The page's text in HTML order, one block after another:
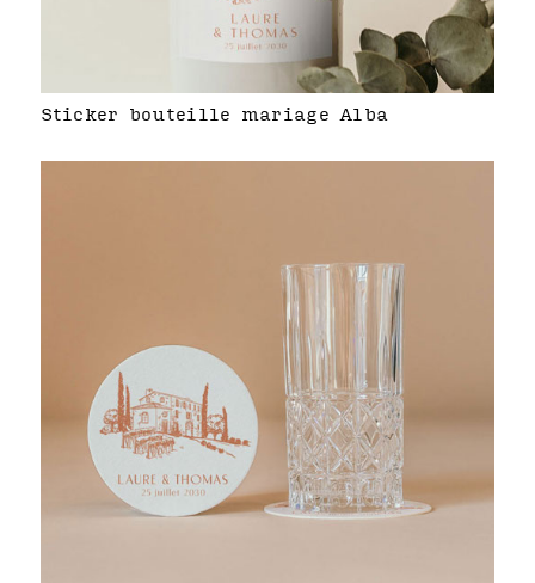
Sticker bouteille mariage Alba